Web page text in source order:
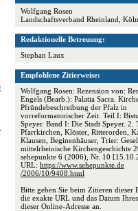
Wolfgang Rosen
Landschaftsverband Rheinland, Köln
Redaktionelle Betreuung:
Stephan Laux
Empfohlene Zitierweise:
Wolfgang Rosen: Rezension von:
Engels (Bearb.): Palatia Sacra.
Pfründebeschreibung der Pfalz in
vorreformatorischer Zeit. Teil I:
Speyer. Band I: Die Stadt Speyer. 2.
Pfarrkirchen, Klöster, Ritterorden,
Klausen, Beginenhäuser, Trier:
mittelrheinische Kirchengeschichte
sehepunkte 6 (2006), Nr. 10
URL: https://www.sehepunkte.de
/2006/10/9408.html
Bitte geben Sie beim Zitieren dieser
die exakte URL und das Datum
dieser Online-Adresse an.